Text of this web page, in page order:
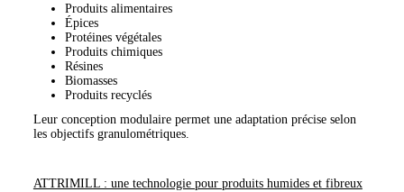
Produits alimentaires
Épices
Protéines végétales
Produits chimiques
Résines
Biomasses
Produits recyclés
Leur conception modulaire permet une adaptation précise selon
les objectifs granulométriques.
ATTRIMILL : une technologie pour produits humides et fibreux